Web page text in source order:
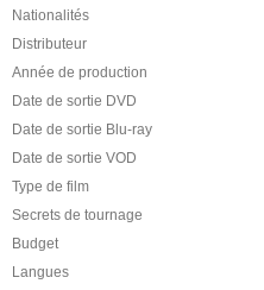
Nationalités
Distributeur
Année de production
Date de sortie DVD
Date de sortie Blu-ray
Date de sortie VOD
Type de film
Secrets de tournage
Budget
Langues